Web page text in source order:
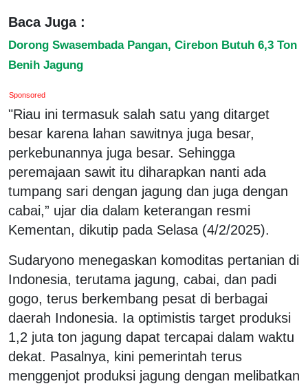
Baca Juga :
Dorong Swasembada Pangan, Cirebon Butuh 6,3 Ton
Benih Jagung
Sponsored
"Riau ini termasuk salah satu yang ditarget
besar karena lahan sawitnya juga besar,
perkebunannya juga besar. Sehingga
peremajaan sawit itu diharapkan nanti ada
tumpang sari dengan jagung dan juga dengan
cabai,” ujar dia dalam keterangan resmi
Kementan, dikutip pada Selasa (4/2/2025).
Sudaryono menegaskan komoditas pertanian di
Indonesia, terutama jagung, cabai, dan padi
gogo, terus berkembang pesat di berbagai
daerah Indonesia. Ia optimistis target produksi
1,2 juta ton jagung dapat tercapai dalam waktu
dekat. Pasalnya, kini pemerintah terus
menggenjot produksi jagung dengan melibatkan